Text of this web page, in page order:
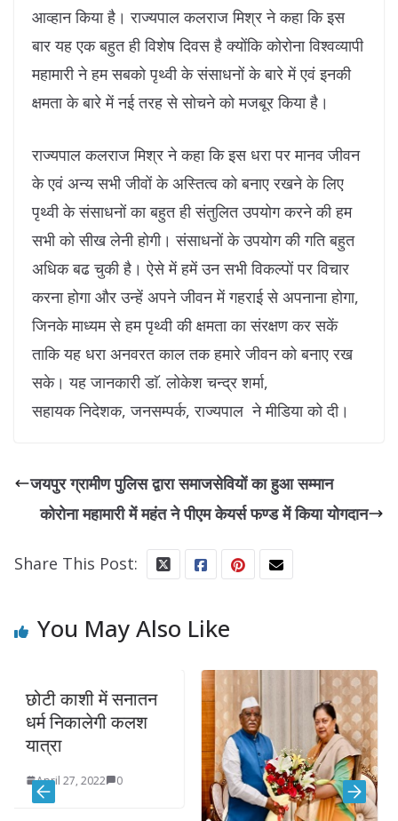
आव्हान किया है। राज्यपाल कलराज मिश्र ने कहा कि इस
बार यह एक बहुत ही विशेष दिवस है क्योंकि कोरोना विश्वव्यापी
महामारी ने हम सबको पृथ्वी के संसाधनों के बारे में एवं इनकी
क्षमता के बारे में नई तरह से सोचने को मजबूर किया है।
राज्यपाल कलराज मिश्र ने कहा कि इस धरा पर मानव जीवन
के एवं अन्य सभी जीवों के अस्तित्व को बनाए रखने के लिए
पृथ्वी के संसाधनों का बहुत ही संतुलित उपयोग करने की हम
सभी को सीख लेनी होगी। संसाधनों के उपयोग की गति बहुत
अधिक बढ चुकी है। ऐसे में हमें उन सभी विकल्पों पर विचार
करना होगा और उन्हें अपने जीवन में गहराई से अपनाना होगा,
जिनके माध्यम से हम पृथ्वी की क्षमता का संरक्षण कर सकें
ताकि यह धरा अनवरत काल तक हमारे जीवन को बनाए रख
सके। यह जानकारी डाॅ. लोकेश चन्द्र शर्मा,
सहायक निदेशक, जनसम्पर्क, राज्यपाल ने मीडिया को दी।
जयपुर ग्रामीण पुलिस द्वारा समाजसेवियों का हुआ सम्मान
कोरोना महामारी में महंत ने पीएम केयर्स फण्ड में किया योगदान
Share This Post:
You May Also Like
में सनातन
कलश
2022 0
गहलोत
पत्रकार
लागू करें
की मांग